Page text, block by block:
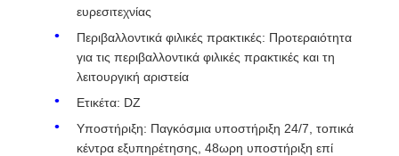
ευρεσιτεχνίας
Περιβαλλοντικά φιλικές πρακτικές: Προτεραιότητα
για τις περιβαλλοντικά φιλικές πρακτικές και τη
λειτουργική αριστεία
Ετικέτα: DZ
Υποστήριξη: Παγκόσμια υποστήριξη 24/7, τοπικά
κέντρα εξυπηρέτησης, 48ωρη υποστήριξη επί